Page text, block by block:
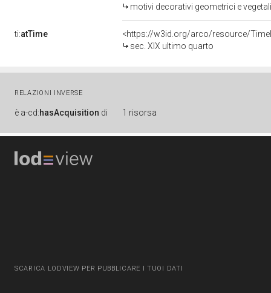
motivi decorativi geometrici e
ti:atTime
<https://w3id.org/arco/resource/
sec. XIX ultimo quarto
RELAZIONI INVERSE
è a-cd:hasAcquisition di 1 risorsa
SCARICA LODVIEW PER PUBBLICARE I TUOI DATI